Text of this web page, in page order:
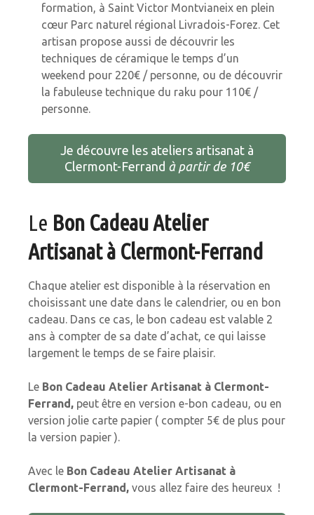
formation, à Saint Victor Montvianeix en plein
cœur Parc naturel régional Livradois-Forez. Cet
artisan propose aussi de découvrir les
techniques de céramique le temps d’un
weekend pour 220€ / personne, ou de découvrir
la fabuleuse technique du raku pour 110€ /
personne.
Je découvre les ateliers artisanat à
Clermont-Ferrand à partir de 10€
Le Bon Cadeau Atelier
Artisanat à Clermont-Ferrand
Chaque atelier est disponible à la réservation en
choisissant une date dans le calendrier, ou en bon
cadeau. Dans ce cas, le bon cadeau est valable 2
ans à compter de sa date d’achat, ce qui laisse
largement le temps de se faire plaisir.
Le Bon Cadeau Atelier Artisanat à Clermont-
Ferrand, peut être en version e-bon cadeau, ou en
version jolie carte papier ( compter 5€ de plus pour
la version papier ).
Avec le Bon Cadeau Atelier Artisanat à
Clermont-Ferrand, vous allez faire des heureux !